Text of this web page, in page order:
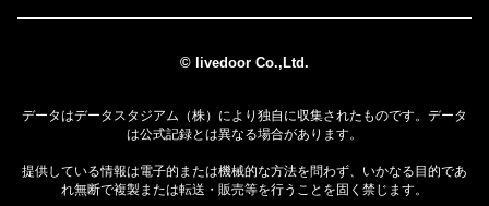
© livedoor Co.,Ltd.
データはデータスタジアム（株）により独自に収集されたものです。データ
は公式記録とは異なる場合があります。
提供している情報は電子的または機械的な方法を問わず、いかなる目的であ
れ無断で複製または転送・販売等を行うことを固く禁じます。